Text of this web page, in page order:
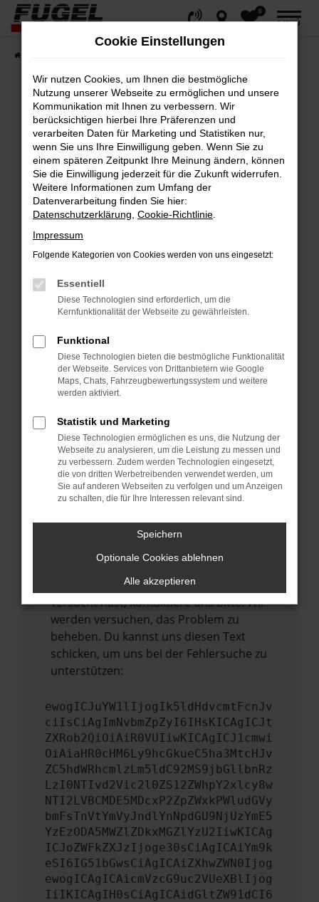
Zum
Hauptinhalt
springen
0
MENÜ
Fehler: Network Error
Beim Laden ist ein Fehler aufgetreten.
Hier sind ein paar Tipps, die dir helfen können:
Überprüfe deine Firewall und deine
Internetverbindung.
Laden andere Webseiten, zum Beispiel
deine Suchmaschine?
Prüfe deine Browsererweiterungen.
Manche Erweiterungen, wie Werbeblocker,
können das Laden bestimmter Seiten
anderen Browser oder in einem privaten
Fenster?
Starte dein Gerät neu.
vorübergehende Probleme zu beheben.
Stelle sicher, dass dein Browser und dein
Betriebssystem auf dem neuesten Stand
sind.
Veraltete Software birgt nicht nur ein
führen, dass bestimmte Funktionen nicht
Wende dich an den Webseitenbetreiber.
Wenn du alle oben genannten Schritte
versucht hast, kontaktiere uns bitte. Wir
werden versuchen, das Problem zu
beheben. Du kannst uns diesen Text
schicken, um uns bei der Fehlersuche zu
unterstützen:
ewogICJuYW1lIjogIk5ldHdvcmtFcnJv
ciIsCiAgImNvbmZpZyI6IHsKICAgICJt
ZXRob2QiOiAiR0VUIiwKICAgICJ1cmwi
OiAiaHR0cHM6Ly9hcGkueC5ha3MtcHJv
ZC5hdWRhcmlzLm5ldC92MS9jbGllbnRz
LzI0NTIvd2Vic2l0ZS12ZWhpY2xlcy8w
NTI2LVBCMDE5MDcxP2ZpZWxkPWludGVy
bmFsTnVtYmVyJndlYnNpdGU9NjUzYmE5
YzEzODA5MWZlZDkxMGZlYzU2IiwKICAg
ICJoZWFkZXJzIjoge30sCiAgICAiYm9k
eSI6IG51bGwsCiAgICAiZXhwZWN0Ijog
ewogICAgICAicmVzcG9uc2VUeXBlIjog
IiIKICAgIH0sCiAgICAidGltZW91dCI6
Cookie Einstellungen
Wir nutzen Cookies, um Ihnen die bestmögliche
Nutzung unserer Webseite zu ermöglichen und unsere
Kommunikation mit Ihnen zu verbessern. Wir
berücksichtigen hierbei Ihre Präferenzen und
verarbeiten Daten für Marketing und Statistiken nur,
wenn Sie uns Ihre Einwilligung geben. Wenn Sie zu
einem späteren Zeitpunkt Ihre Meinung ändern, können
Sie die Einwilligung jederzeit für die Zukunft widerrufen.
Weitere Informationen zum Umfang der
Datenverarbeitung finden Sie hier:
Datenschutzerklärung Cookie-Richtlinie
Impressum
Folgende Kategorien von Cookies werden von uns eingesetzt:
Essentiell
Diese Technologien sind erforderlich, um die
Kernfunktionalität der Webseite zu gewährleisten.
Funktional
Diese Technologien bieten die bestmögliche Funktionalität
der Webseite. Services von Drittanbietern wie Google
Maps, Chats, Fahrzeugbewertungssystem und weitere
werden aktiviert.
Statistik und Marketing
Diese Technologien ermöglichen es uns, die Nutzung der
Webseite zu analysieren, um die Leistung zu messen und
zu verbessern. Zudem werden Technologien eingesetzt,
die von dritten Werbetreibenden verwendet werden, um
Sie auf anderen Webseiten zu verfolgen und um Anzeigen
zu schalten, die für Ihre Interessen relevant sind.
Speichern
Optionale Cookies ablehnen
Alle akzeptieren